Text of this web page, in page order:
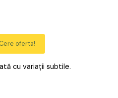
Cere oferta!
cu variații subtile.